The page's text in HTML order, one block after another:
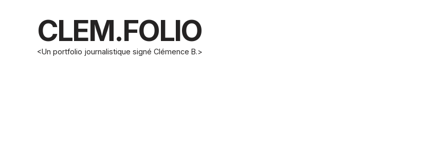
CLEM.FOLIO
<Un portfolio journalistique signé Clémence B.>